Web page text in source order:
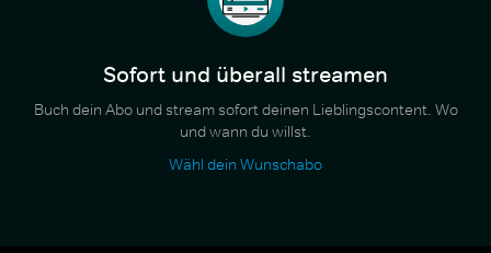
Sofort und überall streamen
Buch dein Abo und stream sofort deinen Lieblingscontent. Wo
und wann du willst.
Wähl dein Wunschabo